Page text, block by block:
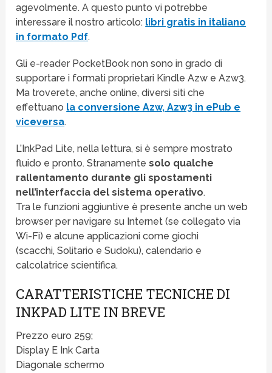
agevolmente. A questo punto vi potrebbe
interessare il nostro articolo: libri gratis in italiano
in formato Pdf.
Gli e-reader PocketBook non sono in grado di
supportare i formati proprietari Kindle Azw e Azw3.
Ma troverete, anche online, diversi siti che
effettuano la conversione Azw, Azw3 in ePub e
viceversa.
L’InkPad Lite, nella lettura, si è sempre mostrato
fluido e pronto. Stranamentesolo qualche
rallentamento durante gli spostamenti
nell’interfaccia del sistema operativo.
Tra le funzioni aggiuntive è presente anche un web
browser per navigare su Internet (se collegato via
Wi-Fi) e alcune applicazioni come giochi
(scacchi, Solitario e Sudoku), calendario e
calcolatrice scientifica.
CARATTERISTICHE TECNICHE DI
INKPAD LITE IN BREVE
Prezzo euro 259;
Display E Ink Carta
Diagonale schermo